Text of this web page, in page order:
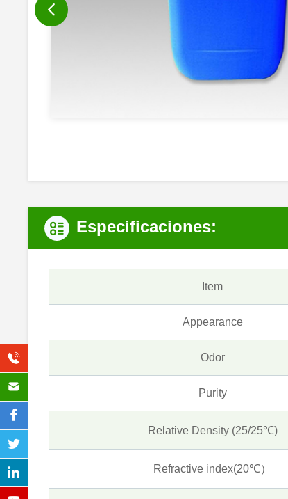
Especificaciones:
Item
Appearance
Odor
Purity
Relative Density (25/25℃)
Refractive index(20℃）